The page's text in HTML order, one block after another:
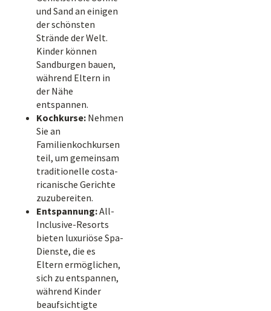
und Sand an einigen
der schönsten
Strände der Welt.
Kinder können
Sandburgen bauen,
während Eltern in
der Nähe
entspannen.
Kochkurse: Nehmen
Sie an
Familienkochkursen
teil, um gemeinsam
traditionelle costa-
ricanische Gerichte
zuzubereiten.
Entspannung:All-
Inclusive-Resorts
bieten luxuriöse Spa-
Dienste, die es
Eltern ermöglichen,
sich zu entspannen,
während Kinder
beaufsichtigte